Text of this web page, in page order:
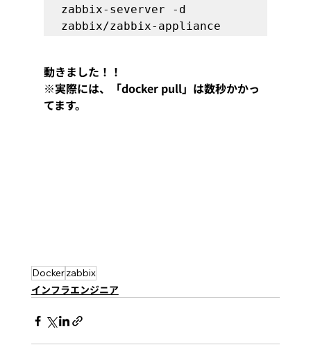
zabbix-severver -d
zabbix/zabbix-appliance
動きました！！
※実際には、「docker pull」は数秒かかっ
てます。
Dockerzabbix
インフラエンジニア